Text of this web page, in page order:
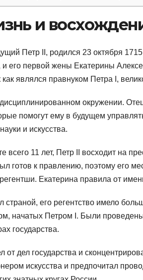
и
Петр II, родился 23 октября
и его первой жены Екатерины
являлся правнуком Петра I,
окружении.
помогут ему в будущем
и искусства.
всего 11 лет, Петр II восходит на
готов к правлению, поэтому его
Екатерина правила от
страной, его регентство имело
начатых Петром I. Были
государства.
от дел государства и
искусства и предпочитал